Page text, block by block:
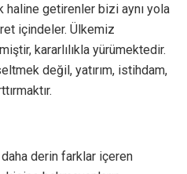
haline getirenler bizi aynı yola
içindeler. Ülkemiz
kararlılıkla yürümektedir.
değil, yatırım, istihdam,
derin farklar içeren